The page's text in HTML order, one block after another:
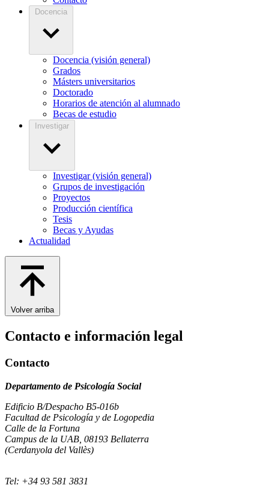
Docencia
Docencia (visión general)
Grados
Másters universitarios
Doctorado
Horarios de atención al alumnado
Becas de estudio
Investigar
Investigar (visión general)
Grupos de investigación
Proyectos
Producción científica
Tesis
Becas y Ayudas
Actualidad
Volver arriba
Contacto e información legal
Contacto
Departamento de Psicología Social
Edificio B/Despacho B5-016b
Facultad de Psicología y de Logopedia
Calle de la Fortuna
Campus de la UAB, 08193 Bellaterra
(Cerdanyola del Vallès)
Tel: +34 93 581 3831